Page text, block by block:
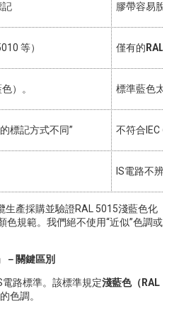
記 膠帶容易脫落
等） 僅有的 RAL
）。 標準藍色太深
標記方式不同” 不符合IEC
IS電路不辨識
生產採購並驗證RAL 5015淺藍色化
色規範。我們絕不使用“近似”色調或
－關鍵區別
電路標準。該標準規定淺藍色（RAL
色調。